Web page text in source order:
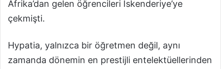
Afrika’dan gelen öğrencileri İskenderiye’ye
çekmişti.
Hypatia, yalnızca bir öğretmen değil, aynı
zamanda dönemin en prestijli entelektüellerinden